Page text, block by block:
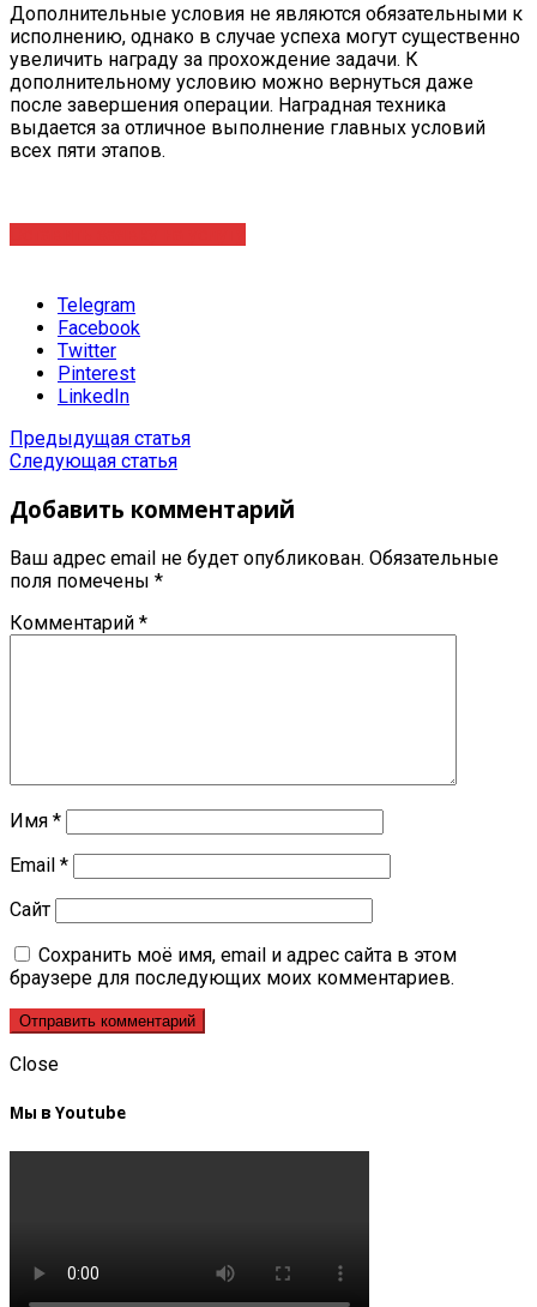
Дополнительные условия не являются обязательными к
исполнению, однако в случае успеха могут существенно
увеличить награду за прохождение задачи. К
дополнительному условию можно вернуться даже
после завершения операции. Наградная техника
выдается за отличное выполнение главных условий
всех пяти этапов.
Telegram
Facebook
Twitter
Pinterest
LinkedIn
Предыдущая статья
Следующая статья
Добавить комментарий
Ваш адрес email не будет опубликован. Обязательные
поля помечены *
Комментарий *
Имя *
Email *
Сайт
Сохранить моё имя, email и адрес сайта в этом
браузере для последующих моих комментариев.
Close
Мы в Youtube